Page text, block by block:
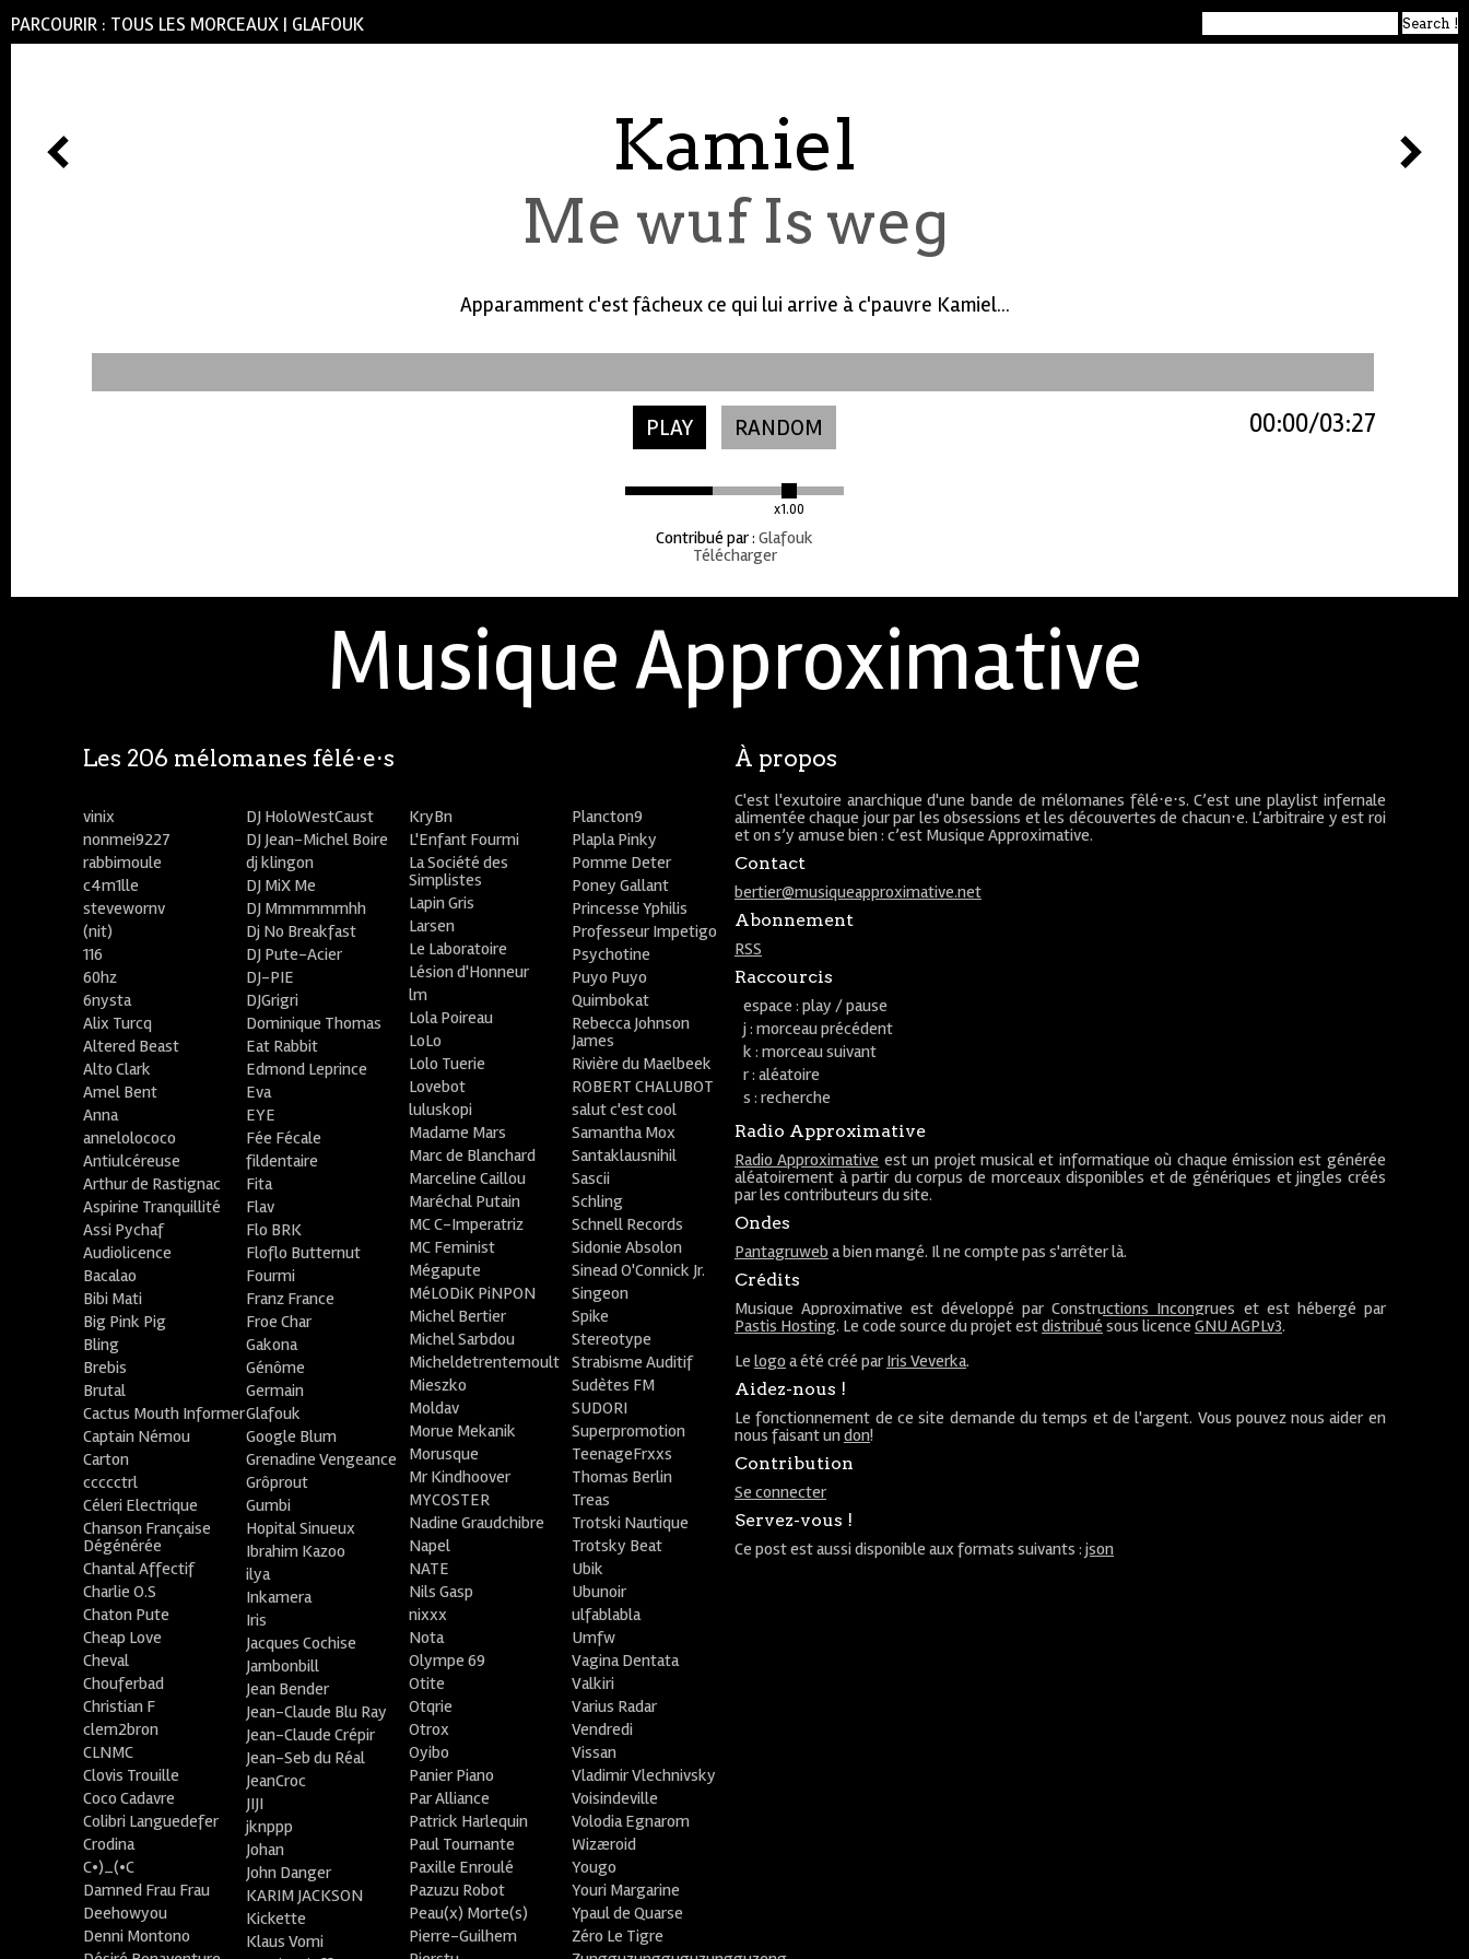
PARCOURIR : TOUS LES MORCEAUX | GLAFOUK
Kamiel
Me wuf Is weg
Apparamment c'est fâcheux ce qui lui arrive à c'pauvre Kamiel...
PLAY RANDOM
x1.00
03:27
00:00
Contribué par: Glafouk
Télécharger
Musique Approximative
À propos
C'est l'exutoire anarchique d'une bande de mélomanes fêlé⋅e⋅s. C’est une playlist infernale
alimentée chaque jour par les obsessions et les découvertes de chacun⋅e. L’arbitraire y est roi
et on s’y amuse bien : c’est Musique Approximative.
Contact
bertier@musiqueapproximative.net
Abonnement
RSS
Raccourcis
espace : play / pause
j : morceau précédent
k : morceau suivant
r : aléatoire
s : recherche
Radio Approximative
Radio Approximative est un projet musical et informatique où chaque émission est générée
aléatoirement à partir du corpus de morceaux disponibles et de génériques et jingles créés
par les contributeurs du site.
Ondes
Pantagruweb a bien mangé. Il ne compte pas s'arrêter là.
Crédits
Musique Approximative est développé parConstructions Incongrues et est hébergé par
Pastis Hosting. Le code source du projet estdistribué sous licence GNU AGPLv3.
Le logo a été créé par Iris Veverka.
Aidez-nous !
Le fonctionnement de ce site demande du temps et de l'argent. Vous pouvez nous aider en
nous faisant undon!
Contribution
Se connecter
Servez-vous !
Ce post est aussi disponible aux formats suivants : json
Les 206 mélomanes fêlé⋅e⋅s
vinix
nonmei9227
rabbimoule
c4m1lle
stevewornv
(nit)
116
60hz
6nysta
Alix Turcq
Altered Beast
Alto Clark
Amel Bent
Anna
annelolococo
Antiulcéreuse
Arthur de Rastignac
Aspirine Tranquillité
Assi Pychaf
Audiolicence
Bacalao
Bibi Mati
Big Pink Pig
Bling
Brebis
Brutal
Cactus Mouth Informer
Captain Némou
Carton
ccccctrl
Céleri Electrique
Chanson Française
Dégénérée
Chantal Affectif
Charlie O.S
Chaton Pute
Cheap Love
Cheval
Chouferbad
Christian F
clem2bron
CLNMC
Clovis Trouille
Coco Cadavre
Colibri Languedefer
Crodina
C•)_(•C
Damned Frau Frau
Deehowyou
Denni Montono
DJ HoloWestCaust
DJ Jean-Michel Boire
dj klingon
DJ MiX Me
DJ Mmmmmmhh
Dj No Breakfast
DJ Pute-Acier
DJ-PIE
DJGrigri
Dominique Thomas
Eat Rabbit
Edmond Leprince
Eva
EYE
Fée Fécale
fildentaire
Fita
Flav
Flo BRK
Floflo Butternut
Fourmi
Franz France
Froe Char
Gakona
Génôme
Germain
Glafouk
Google Blum
Grenadine Vengeance
Grôprout
Gumbi
Hopital Sinueux
Ibrahim Kazoo
ilya
Inkamera
Iris
Jacques Cochise
Jambonbill
Jean Bender
Jean-Claude Blu Ray
Jean-Claude Crépir
Jean-Seb du Réal
JeanCroc
JIJI
jknppp
Johan
John Danger
KARIM JACKSON
Kickette
Klaus Vomi
KryBn
L'Enfant Fourmi
La Société des
Simplistes
Lapin Gris
Larsen
Le Laboratoire
Lésion d'Honneur
lm
Lola Poireau
LoLo
Lolo Tuerie
Lovebot
luluskopi
Madame Mars
Marc de Blanchard
Marceline Caillou
Maréchal Putain
MC C-Imperatriz
MC Feminist
Mégapute
MéLODiK PiNPON
Michel Bertier
Michel Sarbdou
Micheldetrentemoult
Mieszko
Moldav
Morue Mekanik
Morusque
Mr Kindhoover
MYCOSTER
Nadine Graudchibre
Napel
NATE
Nils Gasp
nixxx
Nota
Olympe 69
Otite
Otqrie
Otrox
Oyibo
Panier Piano
Par Alliance
Patrick Harlequin
Paul Tournante
Paxille Enroulé
Pazuzu Robot
Peau(x) Morte(s)
Pierre-Guilhem
Plancton9
Plapla Pinky
Pomme Deter
Poney Gallant
Princesse Yphilis
Professeur Impetigo
Psychotine
Puyo Puyo
Quimbokat
Rebecca Johnson
James
Rivière du Maelbeek
ROBERT CHALUBOT
salut c'est cool
Samantha Mox
Santaklausnihil
Sascii
Schling
Schnell Records
Sidonie Absolon
Sinead O'Connick Jr.
Singeon
Spike
Stereotype
Strabisme Auditif
Sudètes FM
SUDORI
Superpromotion
TeenageFrxxs
Thomas Berlin
Treas
Trotski Nautique
Trotsky Beat
Ubik
Ubunoir
ulfablabla
Umfw
Vagina Dentata
Valkiri
Varius Radar
Vendredi
Vissan
Vladimir Vlechnivsky
Voisindeville
Volodia Egnarom
Wizæroid
Yougo
Youri Margarine
Ypaul de Quarse
Zéro Le Tigre